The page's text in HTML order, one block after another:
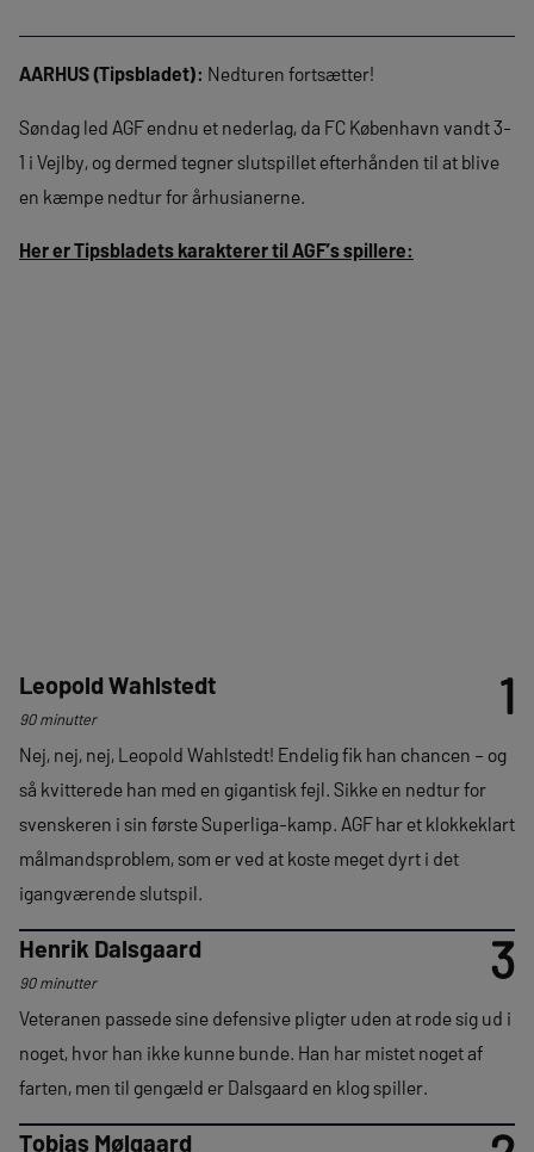
AARHUS (Tipsbladet): Nedturen fortsætter!
Søndag led AGF endnu et nederlag, da FC København vandt 3-
1 i Vejlby, og dermed tegner slutspillet efterhånden til at blive
en kæmpe nedtur for århusianerne.
Her er Tipsbladets karakterer til AGF’s spillere:
Leopold Wahlstedt
90 minutter 1
Nej, nej, nej, Leopold Wahlstedt! Endelig fik han chancen – og
så kvitterede han med en gigantisk fejl. Sikke en nedtur for
svenskeren i sin første Superliga-kamp. AGF har et klokkeklart
målmandsproblem, som er ved at koste meget dyrt i det
igangværende slutspil.
Henrik Dalsgaard
90 minutter 3
Veteranen passede sine defensive pligter uden at rode sig ud i
noget, hvor han ikke kunne bunde. Han har mistet noget af
farten, men til gengæld er Dalsgaard en klog spiller.
Tobias Mølgaard